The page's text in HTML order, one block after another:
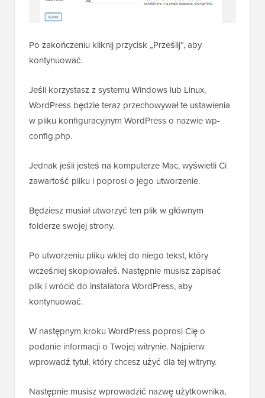
Po zakończeniu kliknij przycisk „Prześlij”, aby
kontynuować.
Jeśli korzystasz z systemu Windows lub Linux,
WordPress będzie teraz przechowywał te ustawienia
w pliku konfiguracyjnym WordPress o nazwie wp-
config.php.
Jednak jeśli jesteś na komputerze Mac, wyświetli Ci
zawartość pliku i poprosi o jego utworzenie.
Będziesz musiał utworzyć ten plik w głównym
folderze swojej strony.
Po utworzeniu pliku wklej do niego tekst, który
wcześniej skopiowałeś. Następnie musisz zapisać
plik i wrócić do instalatora WordPress, aby
kontynuować.
W następnym kroku WordPress poprosi Cię o
podanie informacji o Twojej witrynie. Najpierw
wprowadź tytuł, który chcesz użyć dla tej witryny.
Następnie musisz wprowadzić nazwę użytkownika,